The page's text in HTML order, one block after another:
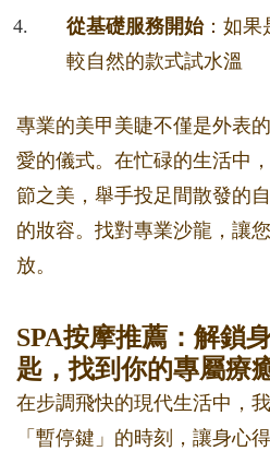
從基礎服務開始：如果
較自然的款式試水溫
專業的美甲美睫不僅是外表
愛的儀式。在忙碌的生活中
節之美，舉手投足間散發的
的妝容。找對專業沙龍，讓
放。
SPA按摩推薦：解鎖
匙，找到你的專屬療
在步調飛快的現代生活中，
「暫停鍵」的時刻，讓身心